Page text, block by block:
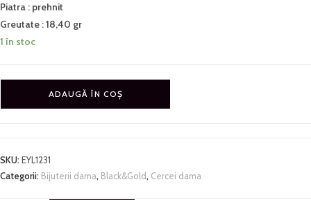
Piatra : prehnit
Greutate : 18,40 gr
1 în stoc
ADAUGĂ ÎN COȘ
SKU:EYL1231
Categorii: Bijuterii dama, Black&Gold, Cercei dama